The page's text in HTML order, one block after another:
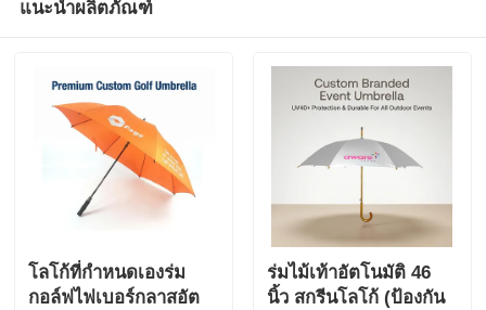
แนะนำผลิตภัณฑ์
โลโก้ที่กำหนดเองร่ม
กอล์ฟไฟเบอร์กลาสอัต
ร่มไม้เท้าอัตโนมัติ 46
นิ้ว สกรีนโลโก้ (ป้องกัน